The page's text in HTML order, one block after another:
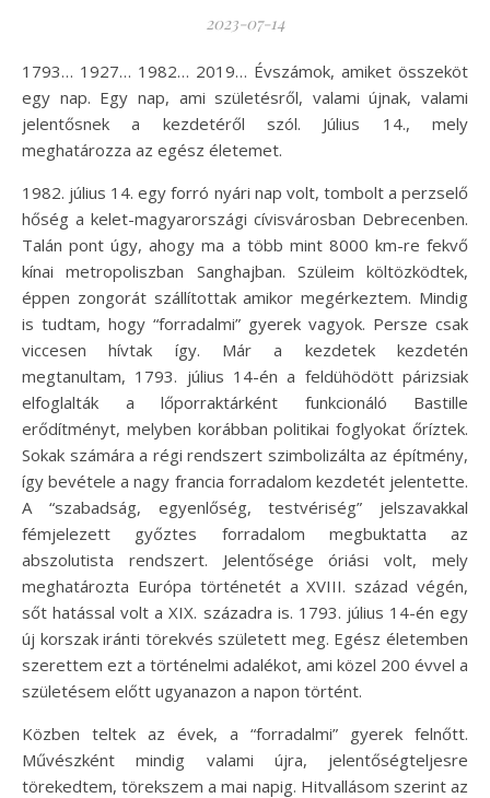
2023-07-14
1793… 1927… 1982… 2019… Évszámok, amiket összeköt
egy nap. Egy nap, ami születésről, valami újnak, valami
jelentősnek a kezdetéről szól. Július 14., mely
meghatározza az egész életemet.
1982. július 14. egy forró nyári nap volt, tombolt a perzselő
hőség a kelet-magyarországi cívisvárosban Debrecenben.
Talán pont úgy, ahogy ma a több mint 8000 km-re fekvő
kínai metropoliszban Sanghajban. Szüleim költözködtek,
éppen zongorát szállítottak amikor megérkeztem. Mindig
is tudtam, hogy “forradalmi” gyerek vagyok. Persze csak
viccesen hívtak így. Már a kezdetek kezdetén
megtanultam, 1793. július 14-én a feldühödött párizsiak
elfoglalták a lőporraktárként funkcionáló Bastille
erődítményt, melyben korábban politikai foglyokat őríztek.
Sokak számára a régi rendszert szimbolizálta az építmény,
így bevétele a nagy francia forradalom kezdetét jelentette.
A “szabadság, egyenlőség, testvériség” jelszavakkal
fémjelezett győztes forradalom megbuktatta az
abszolutista rendszert. Jelentősége óriási volt, mely
meghatározta Európa történetét a XVIII. század végén,
sőt hatással volt a XIX. századra is. 1793. július 14-én egy
új korszak iránti törekvés született meg. Egész életemben
szerettem ezt a történelmi adalékot, ami közel 200 évvel a
születésem előtt ugyanazon a napon történt.
Közben teltek az évek, a “forradalmi” gyerek felnőtt.
Művészként mindig valami újra, jelentőségteljesre
törekedtem, törekszem a mai napig. Hitvallásom szerint az